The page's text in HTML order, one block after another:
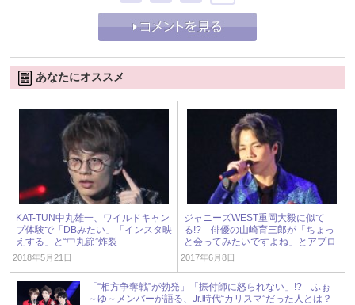
あなたにオススメ
KAT-TUN中丸雄一、ワイルドキャン
プ体験で「DBみたい」「インスタ映
えする」と“中丸節”炸裂
2018年5月21日
ジャニーズWEST重岡大毅に似て
る!? 俳優の山崎育三郎が「ちょっ
と会ってみたいですよね」とアプロ
ーチ
2017年6月8日
「“相方争奪戦”が勃発」「振付師に怒られない」!? ふぉ
～ゆ～メンバーが語る、Jr.時代“カリスマ”だった人とは？